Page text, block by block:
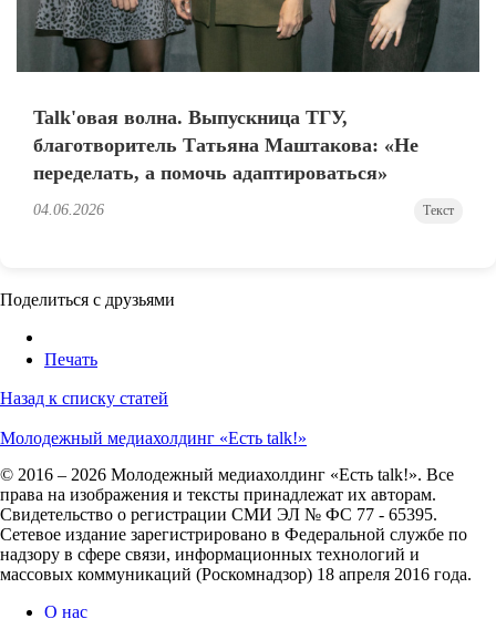
Talk'овая волна. Выпускница ТГУ,
благотворитель Татьяна Маштакова: «Не
переделать, а помочь адаптироваться»
04.06.2026 Текст
Поделиться с друзьями
Печать
Назад к списку статей
Молодежный медиахолдинг «Есть talk!»
© 2016 – 2026 Молодежный медиахолдинг «Есть talk!». Все
права на изображения и тексты принадлежат их авторам.
Свидетельство о регистрации СМИ ЭЛ № ФС 77 - 65395.
Сетевое издание зарегистрировано в Федеральной службе по
надзору в сфере связи, информационных технологий и
массовых коммуникаций (Роскомнадзор) 18 апреля 2016 года.
О нас